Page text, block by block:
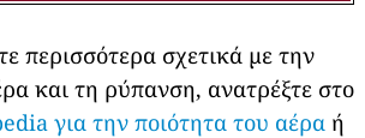
περισσότερα σχετικά με την
και τη ρύπανση, ανατρέξτε στο
για την ποιότητα του αέρα ή